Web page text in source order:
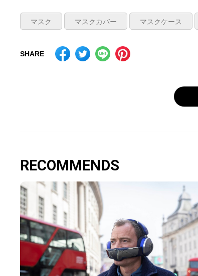
マスク マスクカバー マスクケース
SHARE
RECOMMENDS